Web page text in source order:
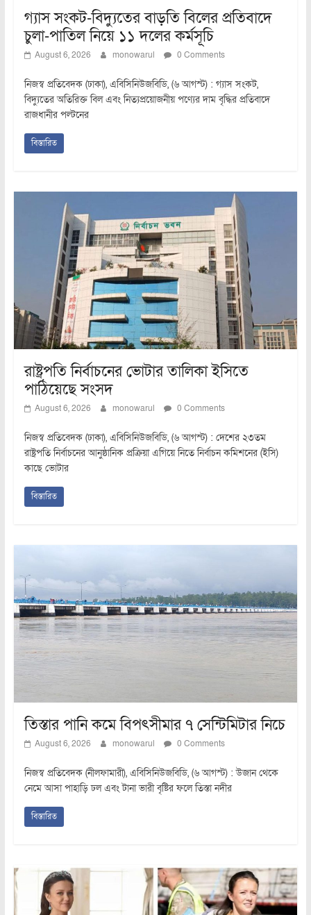
গ্যাস সংকট-বিদ্যুতের বাড়তি বিলের প্রতিবাদে
চুলা-পাতিল নিয়ে ১১ দলের কর্মসূচি
August 6, 2026 monowarul 0 Comments
নিজস্ব প্রতিবেদক (ঢাকা), এবিসিনিউজবিডি, (৬ আগস্ট) : গ্যাস সংকট,
বিদ্যুতের অতিরিক্ত বিল এবং নিত্যপ্রয়োজনীয় পণ্যের দাম বৃদ্ধির প্রতিবাদে
রাজধানীর পল্টনের
বিস্তারিত
রাষ্ট্রপতি নির্বাচনের ভোটার তালিকা ইসিতে
পাঠিয়েছে সংসদ
August 6, 2026 monowarul 0 Comments
নিজস্ব প্রতিবেদক (ঢাকা), এবিসিনিউজবিডি, (৬ আগস্ট) : দেশের ২৩তম
রাষ্ট্রপতি নির্বাচনের আনুষ্ঠানিক প্রক্রিয়া এগিয়ে নিতে নির্বাচন কমিশনের (ইসি)
কাছে ভোটার
বিস্তারিত
তিস্তার পানি কমে বিপৎসীমার ৭ সেন্টিমিটার নিচে
August 6, 2026 monowarul 0 Comments
নিজস্ব প্রতিবেদক (নীলফামারী), এবিসিনিউজবিডি, (৬ আগস্ট) : উজান থেকে
নেমে আসা পাহাড়ি ঢল এবং টানা ভারী বৃষ্টির ফলে তিস্তা নদীর
বিস্তারিত